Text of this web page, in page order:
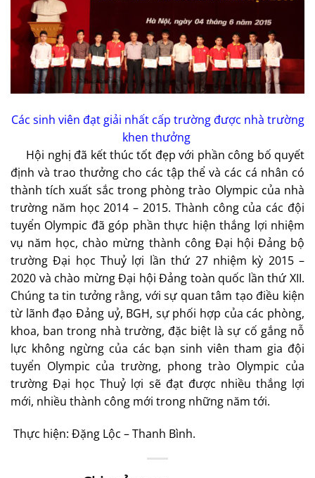
Các sinh viên đạt giải nhất cấp trường được nhà trường
khen thưởng
Hội nghị đã kết thúc tốt đẹp với phần công bố quyết
định và trao thưởng cho các tập thể và các cá nhân có
thành tích xuất sắc trong phòng trào Olympic của nhà
trường năm học 2014 – 2015. Thành công của các đội
tuyển Olympic đã góp phần thực hiện thắng lợi nhiệm
vụ năm học, chào mừng thành công Đại hội Đảng bộ
trường Đại học Thuỷ lợi lần thứ 27 nhiệm kỳ 2015 –
2020 và chào mừng Đại hội Đảng toàn quốc lần thứ XII.
Chúng ta tin tưởng rằng, với sự quan tâm tạo điều kiện
từ lãnh đạo Đảng uỷ, BGH, sự phối hợp của các phòng,
khoa, ban trong nhà trường, đặc biệt là sự cố gắng nỗ
lực không ngừng của các bạn sinh viên tham gia đội
tuyển Olympic của trường, phong trào Olympic của
trường Đại học Thuỷ lợi sẽ đạt được nhiều thắng lợi
mới, nhiều thành công mới trong những năm tới.
Thực hiện: Đặng Lộc – Thanh Bình.